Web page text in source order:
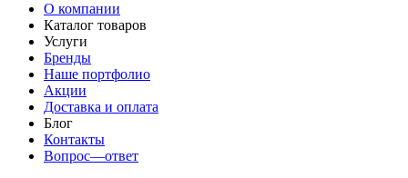
О компании
Каталог товаров
Услуги
Бренды
Наше портфолио
Акции
Доставка и оплата
Блог
Контакты
Вопрос—ответ